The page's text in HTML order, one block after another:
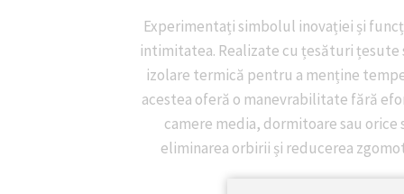
Experimentați simbolul inovației și
intimitatea. Realizate cu țesături
izolare termică pentru a menține
acestea oferă o manevrabilitate fără
camere media, dormitoare sau
eliminarea orbirii și reducerea